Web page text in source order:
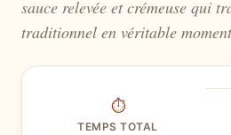
sauce relevée et crémeuse qui
traditionnel en véritable
⏱
TEMPS TOTAL